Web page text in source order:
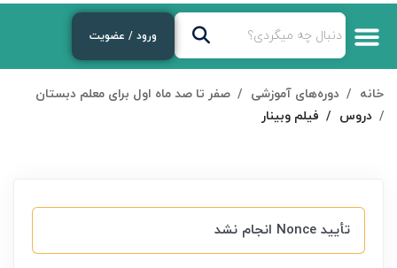
ورود / عضویت
خانه دوره‌های آموزشی
صفر تا صد ماه اول برای معلم دبستان
دروس
فیلم وبینار
تأیید Nonce انجام نشد